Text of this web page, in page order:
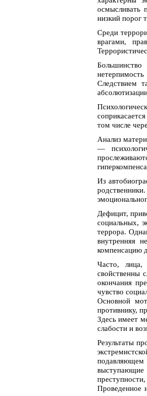
осмысливать
низкий порог
Среди
врагами,
Следствием
том числе
Анализ
—
Из
Дефицит,
социальных,
террора.
внутренняя
компенсацию
Часто, лица,
свойственны
окончания
чувство
Основной
противнику,
Здесь имеет
слабости и
Результаты
подавляющем
выступающие
Проведенное